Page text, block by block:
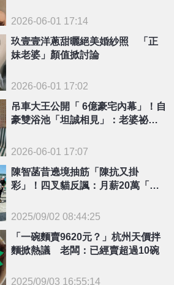
2026-06-01 17:14
玖壹壹洋蔥甜曬絕美婚紗照 「正
妹老婆」顏值掀討論
2026-06-01 17:02
吊車大王公開「 6億豪宅內幕」！自
豪雙浴池「坦誠相見」：老婆祕書
2026-06-01 17:07
陳智菡昔遶境抽筋「陳抗又掛
彩」！四叉貓反諷：月薪20萬「非
2025/09/02 08:44:25
「一碗麵賣9620元？」杭州天價拌
麵掀熱議 老闆：已經賣超過10碗
2025/09/03 16:55:14